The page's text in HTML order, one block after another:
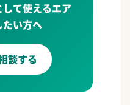
て使えるエア
い方へ
談する